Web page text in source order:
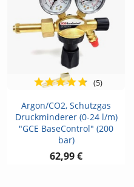
Argon/CO2, Schutzgas
Druckminderer (0-24 l/m)
"GCE BaseControl" (200
bar)
62,99 €
(5)